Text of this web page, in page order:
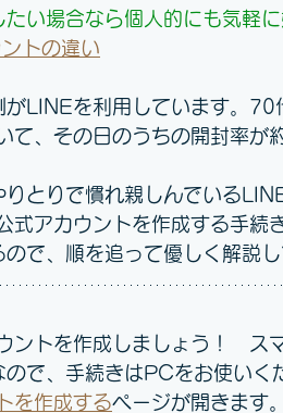
たい場合なら個人的にも気軽に
トの違い
LINEを利用しています。70
て、その日のうちの開封率が
とりで慣れ親しんでいる
式アカウントを作成する手続
で、順を追って優しく解説し
ントを作成しましょう！　ス
ので、手続きはPCをお使いく
を作成するページが開きます